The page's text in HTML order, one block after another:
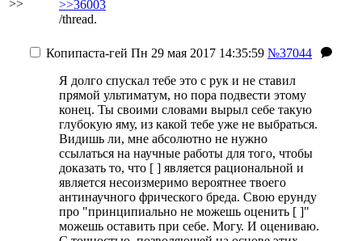
>>
>>36003
/thread.
Копипаста-гей Пн 29 мая 2017 14:35:59 №37044
Я долго спускал тебе это с рук и не ставил
прямой ультиматум, но пора подвести этому
конец. Ты своими словами вырыл себе такую
глубокую яму, из какой тебе уже не выбраться.
Видишь ли, мне абсолютно не нужно
ссылаться на научные работы для того, чтобы
доказать то, что [ ] является рациональной и
является несоизмеримо вероятнее твоего
антинаучного фрического бреда. Свою ерунду
про "принципиально не можешь оценить [ ]"
можешь оставить при себе. Могу. И оцениваю.